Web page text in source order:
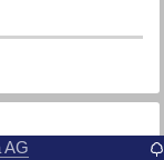
AG